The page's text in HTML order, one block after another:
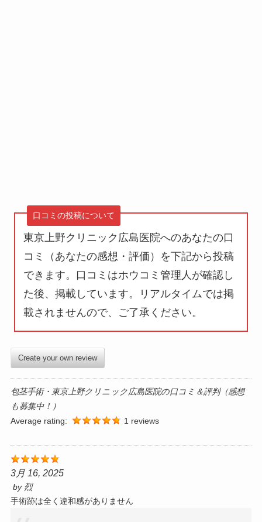
口コミの投稿について
東京上野クリニック広島医院へのあなたの口
コミ（あなたの感想・評価）を下記から投稿
できます。口コミはホウコミ管理人が確認し
た後、掲載しています。
リアルタイムでは掲
載されませんので、ご了承ください。
Create your own review
包茎手術・東京上野クリニック広島医院の口コミ＆評判（感想
も募集中！）
Average rating:
1 reviews
3月 16, 2025
by 烈
手術跡は全く違和感がありません